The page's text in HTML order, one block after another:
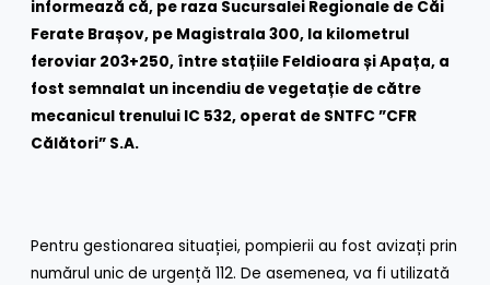
informează că, pe raza Sucursalei Regionale de Căi
Ferate Brașov, pe Magistrala 300, la kilometrul
feroviar 203+250, între stațiile Feldioara și Apața, a
fost semnalat un incendiu de vegetație de către
mecanicul trenului IC 532, operat de SNTFC ”CFR
Călători” S.A.
Pentru gestionarea situației, pompierii au fost avizați prin
numărul unic de urgență 112. De asemenea, va fi utilizată